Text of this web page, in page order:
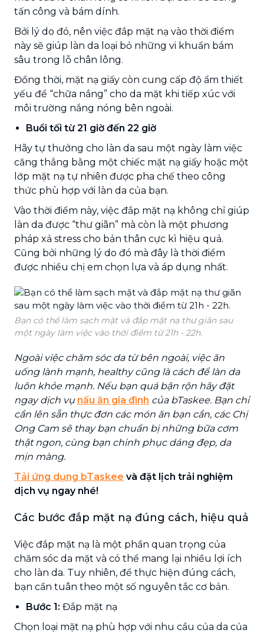
tấn công và bám dính.
Bởi lý do đó, nên việc đắp mặt nạ vào thời điểm
này sẽ giúp làn da loại bỏ những vi khuẩn bám
sâu trong lỗ chân lông.
Đồng thời, mặt nạ giấy còn cung cấp độ ẩm thiết
yếu để “chữa nắng” cho da mặt khi tiếp xúc với
môi trường nắng nóng bên ngoài.
Buổi tối từ 21 giờ đến 22 giờ
Hãy tự thưởng cho làn da sau một ngày làm việc
căng thẳng bằng một chiếc mặt nạ giấy hoặc một
lớp mặt nạ tự nhiên được pha chế theo công
thức phù hợp với làn da của bạn.
Vào thời điểm này, việc đắp mặt nạ không chỉ giúp
làn da được “thư giãn” mà còn là một phương
pháp xả stress cho bản thân cực kì hiệu quả.
Cũng bởi những lý do đó mà đây là thời điểm
được nhiều chị em chọn lựa và áp dụng nhất.
Bạn có thể làm sạch mặt và đắp mặt nạ thư giãn sau
một ngày làm việc vào thời điểm từ 21h - 22h.
Ngoài việc chăm sóc da từ bên ngoài, việc ăn
uống lành mạnh, healthy cũng là cách để làn da
luôn khỏe mạnh. Nếu bạn quá bận rộn hãy đặt
ngay dịch vụ nấu ăn gia đình của bTaskee. Bạn chỉ
cần lên sẵn thực đơn các món ăn bạn cần, các Chị
Ong Cam sẽ thay bạn chuẩn bị những bữa cơm
thật ngon, cùng bạn chinh phục dáng đẹp, da
mịn màng.
Tải ứng dụng bTaskee và đặt lịch trải nghiệm
dịch vụ ngay nhé!
Các bước đắp mặt nạ đúng cách, hiệu quả
Việc đắp mặt nạ là một phần quan trọng của
chăm sóc da mặt và có thể mang lại nhiều lợi ích
cho làn da. Tuy nhiên, để thực hiện đúng cách,
bạn cần tuân theo một số nguyên tắc cơ bản.
Bước 1: Đắp mặt nạ
Chọn loại mặt nạ phù hợp với nhu cầu của da của